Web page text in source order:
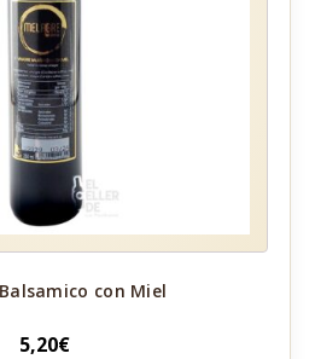
con Miel
5,20€